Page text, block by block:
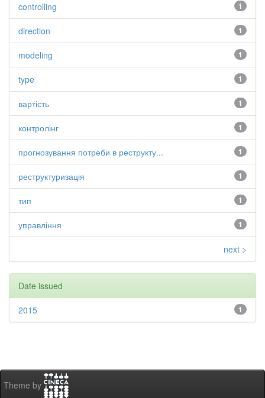
1
controlling
1
direction
1
modeling
1
type
1
вартість
1
контролінг
1
прогнозування потреби в реструкту...
1
реструктуризація
1
тип
1
управління
next >
Date issued
1
2015
Theme by